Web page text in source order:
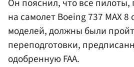
на самолет Boeing 737 MAX 8
моделей, должны были
переподготовки,
одобренную FAA.